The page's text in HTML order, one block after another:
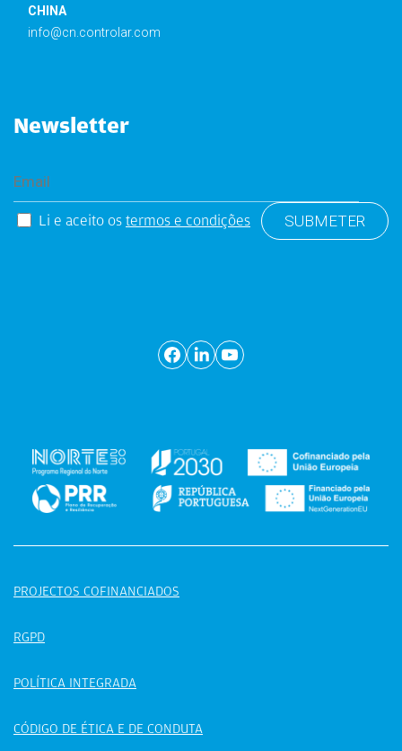
CHINA
info@cn.controlar.com
Newsletter
Li e aceito os termos e condições
PROJECTOS COFINANCIADOS
RGPD
POLÍTICA INTEGRADA
CÓDIGO DE ÉTICA E DE CONDUTA